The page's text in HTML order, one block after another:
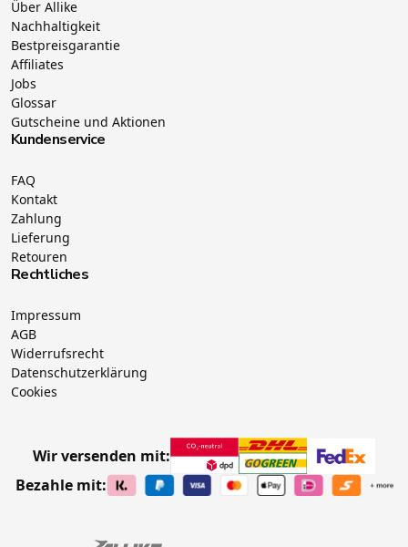
Über Allike
Nachhaltigkeit
Bestpreisgarantie
Affiliates
Jobs
Glossar
Gutscheine und Aktionen
Kundenservice
FAQ
Kontakt
Zahlung
Lieferung
Retouren
Rechtliches
Impressum
AGB
Widerrufsrecht
Datenschutzerklärung
Cookies
Wir versenden mit:
Bezahle mit: